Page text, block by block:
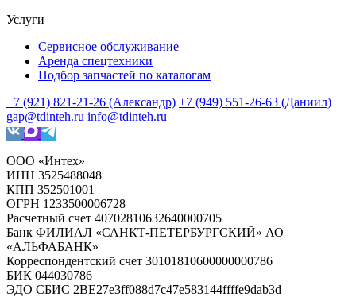
Услуги
Сервисное обслуживание
Аренда спецтехники
Подбор запчастей по каталогам
+7 (921) 821-21-26 (Александр) +7 (949) 551-26-63 (Даниил)
gap@tdinteh.ru info@tdinteh.ru
ООО «Интех»
ИНН 3525488048
КПП 352501001
ОГРН 1233500006728
Расчетный счет 40702810632640000705
Банк ФИЛИАЛ «САНКТ-ПЕТЕРБУРГСКИЙ» АО
«АЛЬФАБАНК»
Корреспондентский счет 30101810600000000786
БИК 044030786
ЭДО СБИС 2BE27e3ff088d7c47e583144ffffe9dab3d